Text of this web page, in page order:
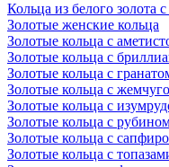
Кольца из белого золота
Золотые женские кольца
Золотые кольца с
Золотые кольца с
Золотые кольца с
Золотые кольца с
Золотые кольца с
Золотые кольца с
Золотые кольца с
Золотые кольца с